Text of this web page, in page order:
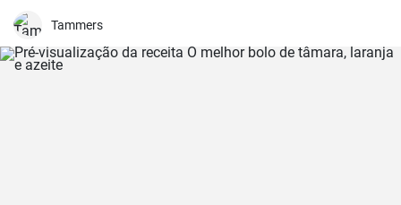
Tammers